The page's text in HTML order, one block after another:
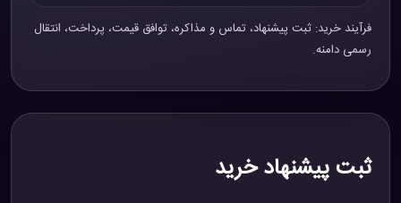
فرآیند خرید: ثبت پیشنهاد، تماس و مذاکره، توافق قیمت، پرداخت، انتقال
رسمی دامنه.
ثبت پیشنهاد خرید